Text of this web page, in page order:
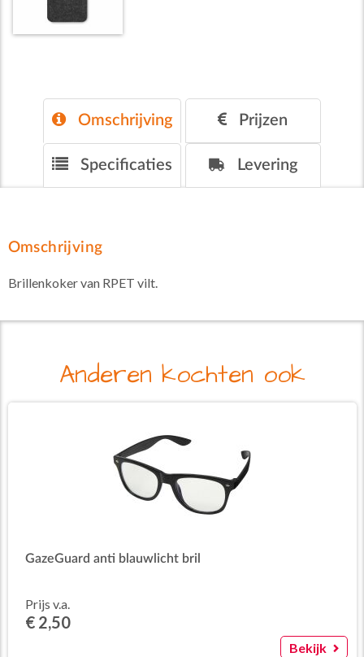
Omschrijving Prijzen
Specificaties Levering
Omschrijving
Brillenkoker van RPET vilt.
Anderen kochten ook
GazeGuard anti blauwlicht bril
Prijs v.a.
€ 2,50
Bekijk